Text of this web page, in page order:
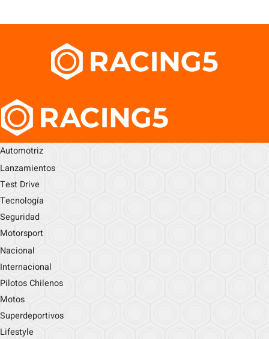
Automotriz
Lanzamientos
Test Drive
Tecnología
Seguridad
Motorsport
Nacional
Internacional
Pilotos Chilenos
Motos
Superdeportivos
Lifestyle